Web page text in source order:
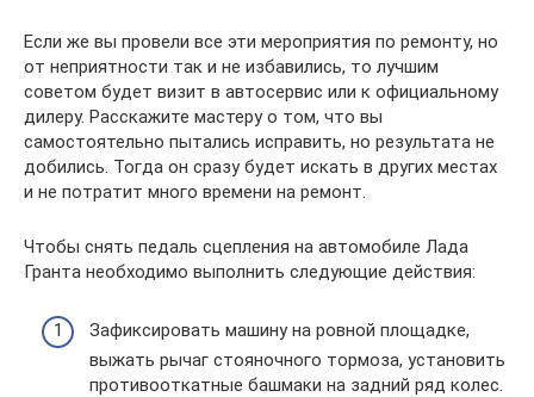
Если же вы провели все эти мероприятия по ремонту, но
от неприятности так и не избавились, то лучшим
советом будет визит в автосервис или к официальному
дилеру. Расскажите мастеру о том, что вы
самостоятельно пытались исправить, но результата не
добились. Тогда он сразу будет искать в других местах
и не потратит много времени на ремонт.
Чтобы снять педаль сцепления на автомобиле Лада
Гранта необходимо выполнить следующие действия:
Зафиксировать машину на ровной площадке,
выжать рычаг стояночного тормоза, установить
противооткатные башмаки на задний ряд колес.